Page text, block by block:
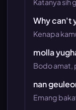
Katanya sih
Why can't
Kenapa
molla
Bodo amat,
nan
Emang